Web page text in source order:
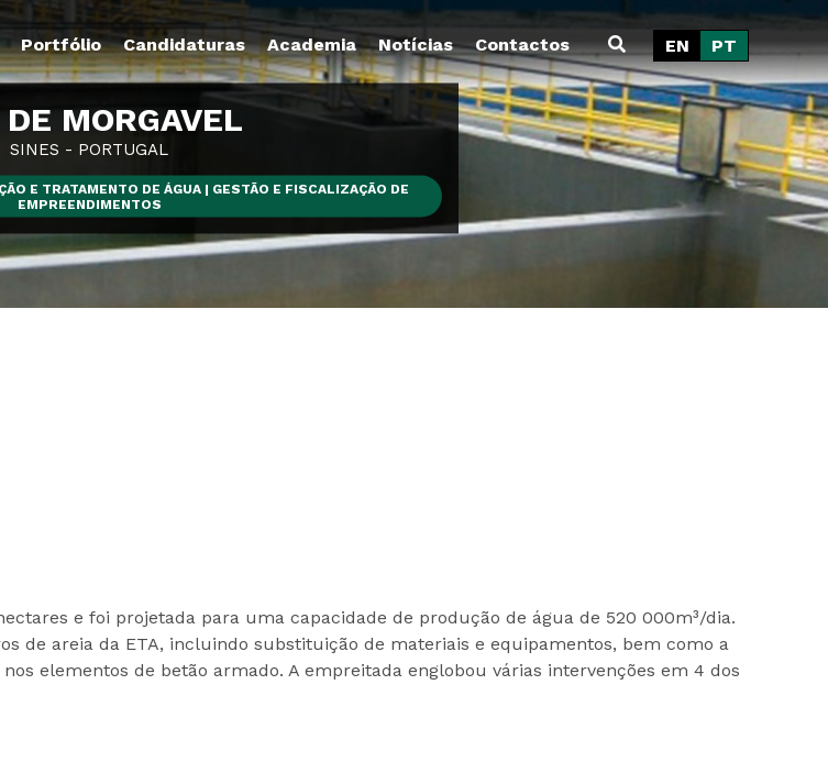
Portfólio Candidaturas Academia Notícias Contactos EN PT
DE MORGAVEL
SINES - PORTUGAL
E TRATAMENTO DE ÁGUA | GESTÃO E FISCALIZAÇÃO DE
EMPREENDIMENTOS
e foi projetada para uma capacidade de produção de água de 520 000m³/dia.
de areia da ETA, incluindo substituição de materiais e equipamentos, bem como a
elementos de betão armado. A empreitada englobou várias intervenções em 4 dos